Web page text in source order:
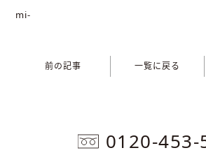
mi-
前の記事 一覧に戻る
0120-453-